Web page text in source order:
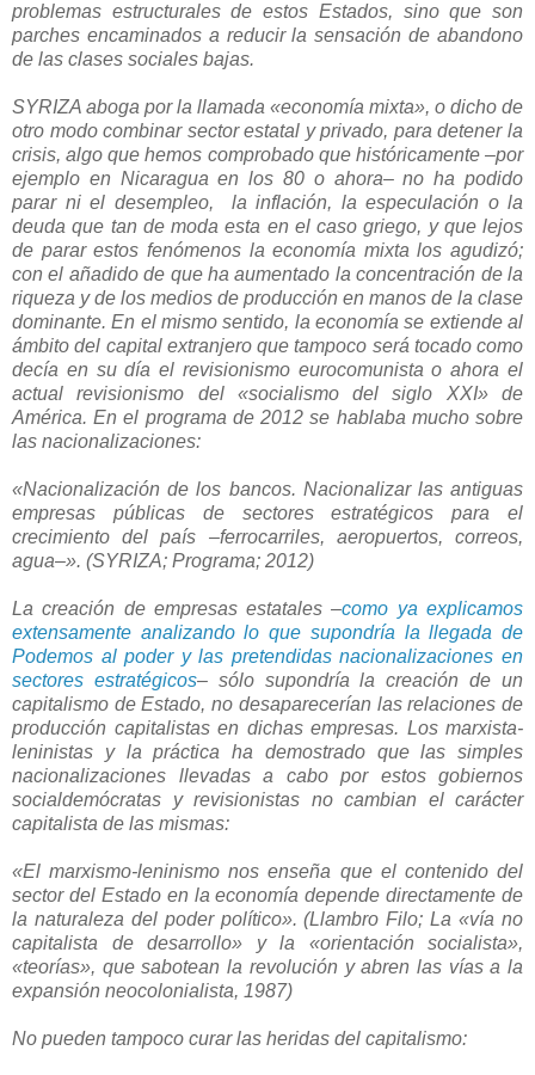
problemas estructurales de estos Estados, sino que son
parches encaminados a reducir la sensación de abandono
de las clases sociales bajas.
SYRIZA aboga por la llamada «economía mixta», o dicho de
otro modo combinar sector estatal y privado, para detener la
crisis, algo que hemos comprobado que históricamente –por
ejemplo en Nicaragua en los 80 o ahora– no ha podido
parar ni el desempleo, la inflación, la especulación o la
deuda que tan de moda esta en el caso griego, y que lejos
de parar estos fenómenos la economía mixta los agudizó;
con el añadido de que ha aumentado la concentración de la
riqueza y de los medios de producción en manos de la clase
dominante. En el mismo sentido, la economía se extiende al
ámbito del capital extranjero que tampoco será tocado como
decía en su día el revisionismo eurocomunista o ahora el
actual revisionismo del «socialismo del siglo XXI» de
América. En el programa de 2012 se hablaba mucho sobre
las nacionalizaciones:
«Nacionalización de los bancos. Nacionalizar las antiguas
empresas públicas de sectores estratégicos para el
crecimiento del país –ferrocarriles, aeropuertos, correos,
agua–». (SYRIZA; Programa; 2012)
La creación de empresas estatales –como ya explicamos
extensamente analizando lo que supondría la llegada de
Podemos al poder y las pretendidas nacionalizaciones en
sectores estratégicos– sólo supondría la creación de un
capitalismo de Estado, no desaparecerían las relaciones de
producción capitalistas en dichas empresas. Los marxista-
leninistas y la práctica ha demostrado que las simples
nacionalizaciones llevadas a cabo por estos gobiernos
socialdemócratas y revisionistas no cambian el carácter
capitalista de las mismas:
«El marxismo-leninismo nos enseña que el contenido del
sector del Estado en la economía depende directamente de
la naturaleza del poder político». (Llambro Filo; La «vía no
capitalista de desarrollo» y la «orientación socialista»,
«teorías», que sabotean la revolución y abren las vías a la
expansión neocolonialista, 1987)
No pueden tampoco curar las heridas del capitalismo: